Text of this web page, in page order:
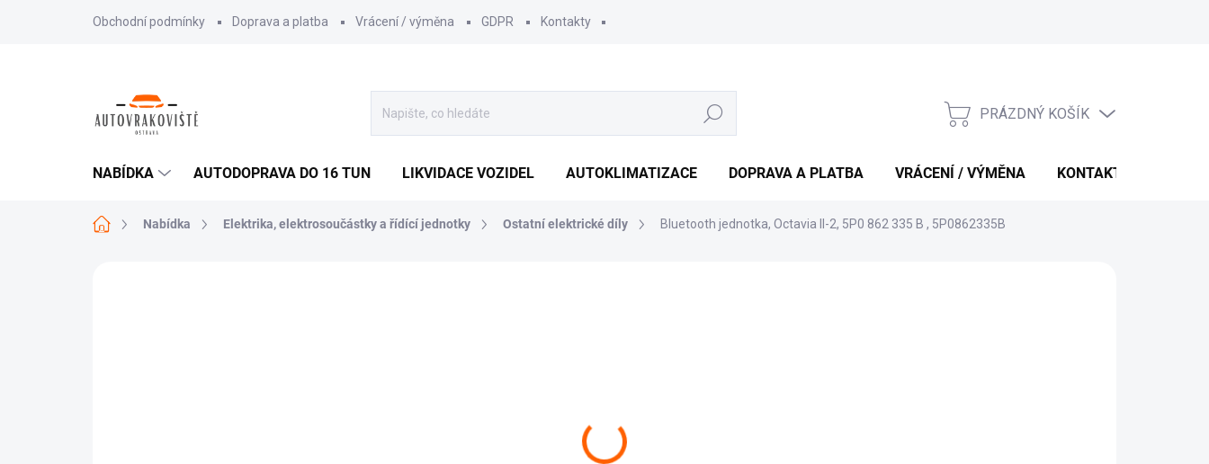
Obchodní podmínky Doprava a platba Vrácení / výměna GDPR Kontakty
Hledat
NÁKUPNÍ
PRÁZDNÝ KOŠÍK
NABÍDKA AUTODOPRAVA DO 16 TUN LIKVIDACE VOZIDEL AUTOKLIMATIZACE DOPRAVA A PLATBA VRÁCENÍ / VÝMĚNA KONTAKTY
Domů Nabídka Elektrika, elektrosoučástky a řídící jednotky Ostatní elektrické díly Bluetooth jednotka, Octavia II-2, 5P0 862 335 B , 5P0862335B